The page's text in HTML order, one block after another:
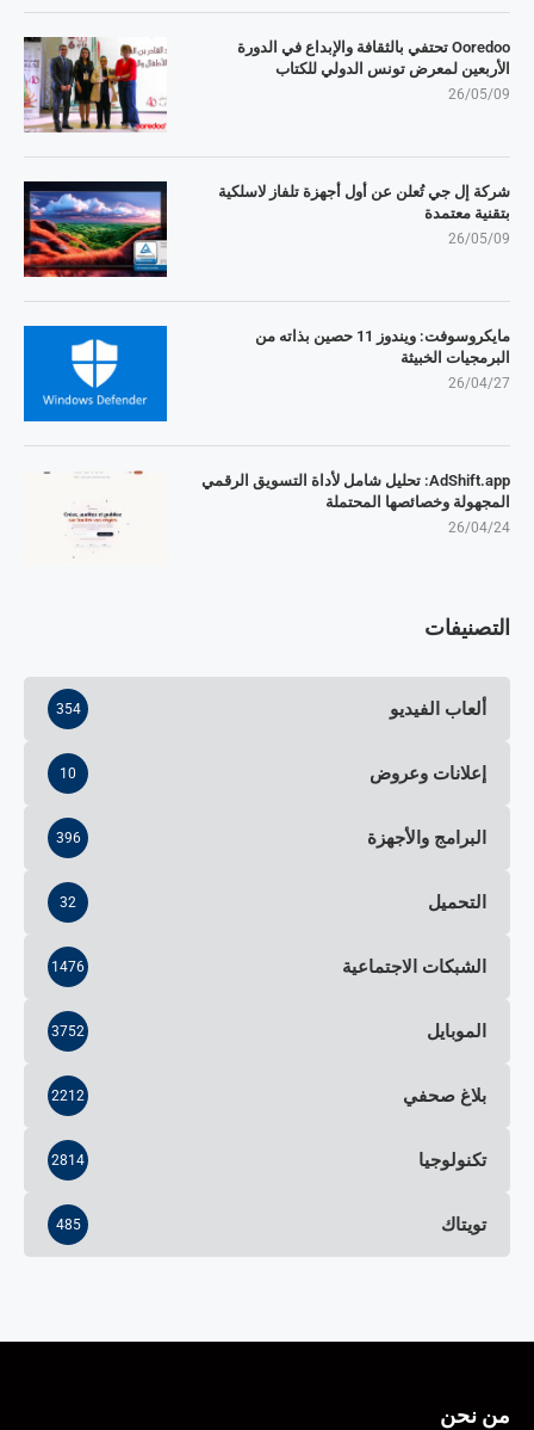
Ooredoo تحتفي بالثقافة والإبداع في الدورة
الأربعين لمعرض تونس الدولي للكتاب
26/05/09
شركة إل جي تُعلن عن أول أجهزة تلفاز لاسلكية
بتقنية معتمدة
26/05/09
مايكروسوفت: ويندوز 11 حصين بذاته من
البرمجيات الخبيثة
26/04/27
AdShift.app: تحليل شامل لأداة التسويق الرقمي
المجهولة وخصائصها المحتملة
26/04/24
التصنيفات
ألعاب الفيديو 354
إعلانات وعروض 10
البرامج والأجهزة 396
التحميل 32
الشبكات الاجتماعية 1476
الموبايل 3752
بلاغ صحفي 2212
تكنولوجيا 2814
تويتاك 485
من نحن